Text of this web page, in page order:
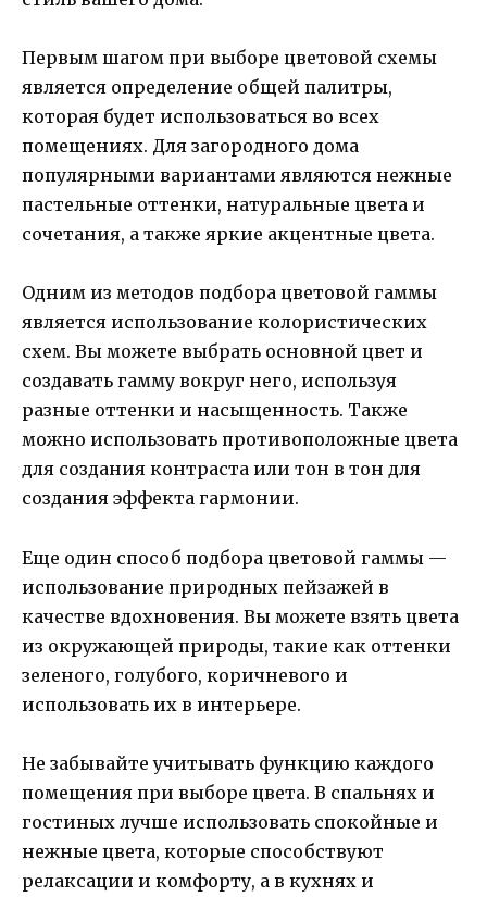
Первым шагом при выборе цветовой схемы
является определение общей палитры,
которая будет использоваться во всех
помещениях. Для загородного дома
популярными вариантами являются нежные
пастельные оттенки, натуральные цвета и
сочетания, а также яркие акцентные цвета.
Одним из методов подбора цветовой гаммы
является использование колористических
схем. Вы можете выбрать основной цвет и
создавать гамму вокруг него, используя
разные оттенки и насыщенность. Также
можно использовать противоположные цвета
для создания контраста или тон в тон для
создания эффекта гармонии.
Еще один способ подбора цветовой гаммы —
использование природных пейзажей в
качестве вдохновения. Вы можете взять цвета
из окружающей природы, такие как оттенки
зеленого, голубого, коричневого и
использовать их в интерьере.
Не забывайте учитывать функцию каждого
помещения при выборе цвета. В спальнях и
гостиных лучше использовать спокойные и
нежные цвета, которые способствуют
релаксации и комфорту, а в кухнях и